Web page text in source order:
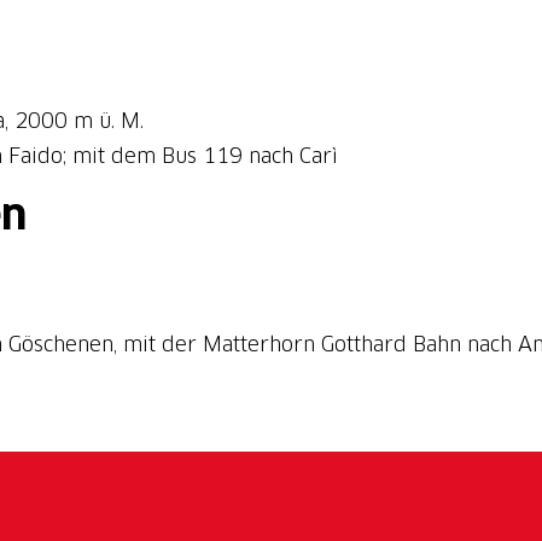
2000 m ü. M.
mit dem Bus 119 nach Carì
mit der Matterhorn Gotthard Bahn nach